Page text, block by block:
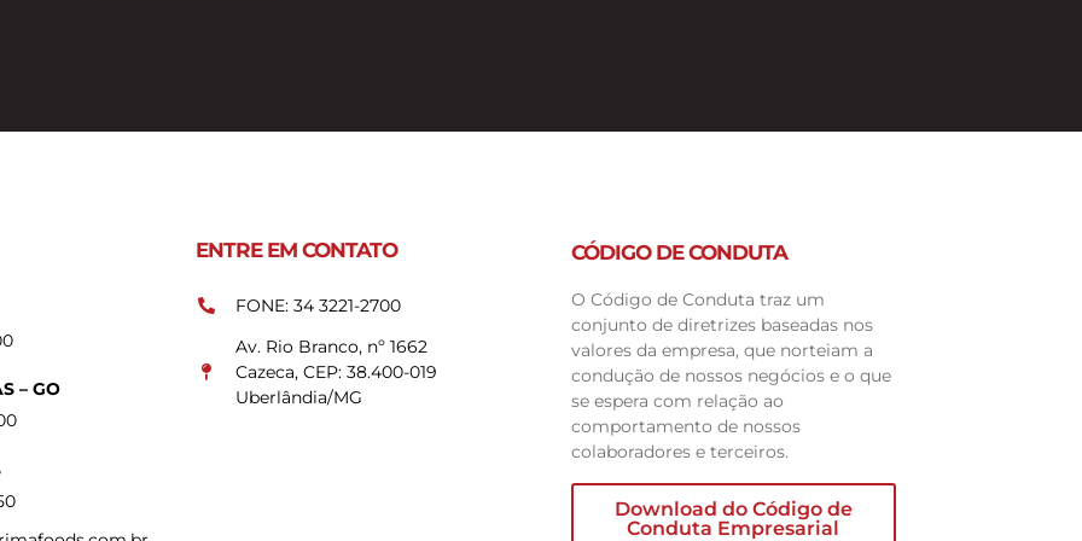
– GO
ENTRE EM CONTATO
FONE: 34 3221-2700
Av. Rio Branco, nº 1662
Cazeca, CEP: 38.400-019
Uberlândia/MG
CÓDIGO DE CONDUTA
O Código de Conduta traz um
conjunto de diretrizes baseadas nos
valores da empresa, que norteiam a
condução de nossos negócios e o que
se espera com relação ao
comportamento de nossos
colaboradores e terceiros.
Download do Código de
Conduta Empresarial